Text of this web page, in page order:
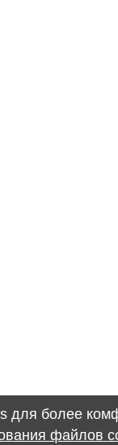
для более
файлов